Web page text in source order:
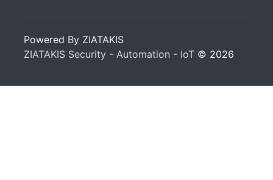
Powered By ZIATAKIS
ZIATAKIS Security - Automation - IoT © 2026